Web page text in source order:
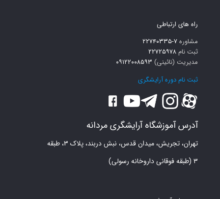
راه های ارتباطی
مشاوره۷-۲۲۷۴۰۳۳۵
ثبت نام ۲۲۷۲۵۹۷۸
مدیریت (نائینی) ۰۹۱۲۲۰۰۸۵۹۳
ثبت نام دوره آرایشگری
آدرس آموزشگاه آرایشگری مردانه
تهران، تجریش، میدان قدس، نبش دربند، پلاک ۳، طبقه
۳ (طبقه فوقانی داروخانه رسولی)